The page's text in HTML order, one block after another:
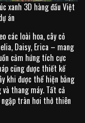
xanh 3D hàng đầu Việt
án
các loài hoa, cây cỏ
Daisy, Erica – mang
cảm hứng tích cực
cũng được thiết kế
khi được thể hiện bằng
thang máy. Tất cả
tràn hơi thở thiên